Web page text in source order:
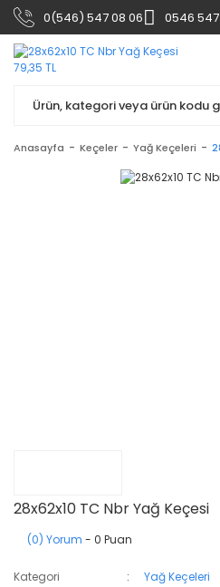
0(546) 547 08 06 0546
Anasayfa Keçeler Yağ Keçeleri
28x62x10 TC Nbr Yağ Keçesi
(0) Yorum - 0 Puan
Kategori
Yağ Keçeleri